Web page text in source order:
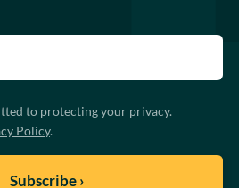
to protecting your privacy.
Policy.